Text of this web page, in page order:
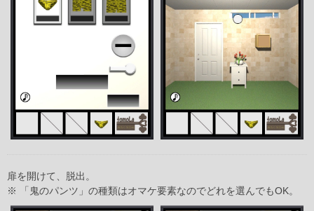
扉を開けて、脱出。
※ 「鬼のパンツ」の種類はオマケ要素なのでどれを選んでもOK。